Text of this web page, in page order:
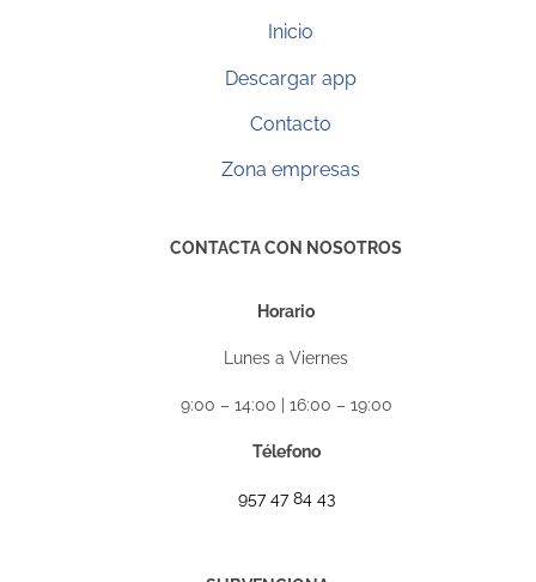
Inicio
Descargar app
Contacto
Zona empresas
CONTACTA CON NOSOTROS
Horario
Lunes a Viernes
9:00 – 14:00 | 16:00 – 19:00
Télefono
957 47 84 43